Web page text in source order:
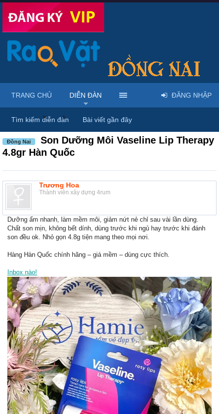
Diễn đàn ... Mỹ phẩm & spa làm đẹp tại Đồng Nai
Đồng Nai
Son Dưỡng Môi Vaseline Lip Therapy
4.8gr Hàn Quốc
Trương Hoa
Thành viên xây dựng 4rum
Dưỡng ẩm nhanh, làm mềm môi, giảm nứt nẻ chỉ sau vài lần dùng.
Chất son mịn, không bết dính, dùng trước khi ngủ hay trước khi đánh
son đều ok. Nhỏ gọn 4.8g tiện mang theo mọi nơi.
Hàng Hàn Quốc chính hãng – giá mềm – dùng cực thích.
Inbox nào!
TRANG CHỦ DIỄN ĐÀN
Tìm kiếm diễn đàn Bài viết gần đây
ĐĂNG NHẬP